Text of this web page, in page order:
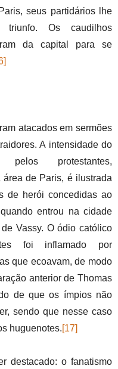
seus partidários lhe
triunfo. Os caudilhos
da capital para se
atacados em sermões
A intensidade do
protestantes,
área de Paris, é ilustrada
de herói concedidas ao
entrou na cidade
Vassy. O ódio católico
foi inflamado por
que ecoavam, de modo
anterior de Thomas
de que os ímpios não
sendo que nesse caso
huguenotes.[17]
destacado: o fanatismo